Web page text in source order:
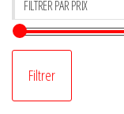
FILTRER PAR PRIX
Filtrer